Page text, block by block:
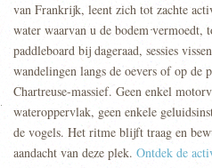
van Frankrijk, leent zich tot zachte
water waarvan u de bodem vermoedt,
paddleboard bij dageraad, sessies
wandelingen langs de oevers of op de
Chartreuse-massief. Geen enkel
wateroppervlak, geen enkele
de vogels. Het ritme blijft traag en
aandacht van deze plek. Ontdek de